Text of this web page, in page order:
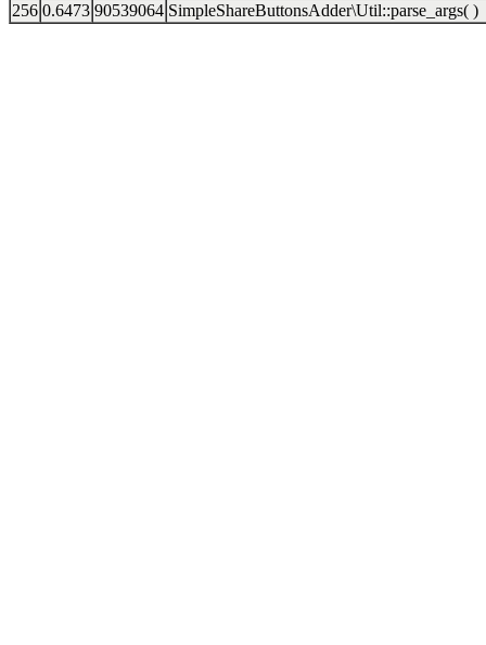
256 0.6473 90539064 SimpleShareButtonsAdder\Util::parse_args( )